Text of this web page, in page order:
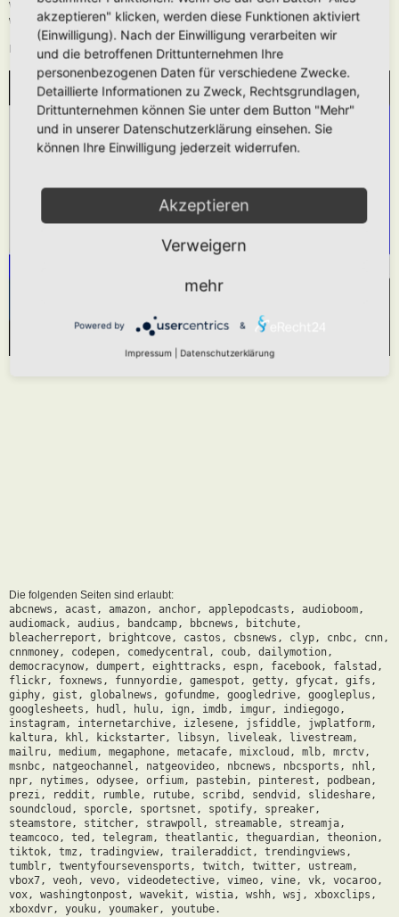
Wie oben beschrieben kann die URL auch ohne die[media]Tags verwendet
werden.
Das hier gezeigt Beispiel würde folgendes generieren:
WIR BENÖTIGEN IHRE ZUSTIMMUNG, UM
DEN YOUTUBE-SERVICE ZU LADEN!
um Videoinhalte einzubetten. Dieser Service kann
Daten zu Ihren Aktivitäten sammeln. Bitte lesen
Sie die Details durch und stimmen Sie der
Nutzung des Service zu, um dieses Video
Mehr Informationen
Powered byUsercentrics Consent Management Platform
Die folgenden Seiten sind erlaubt:
abcnews, acast, amazon, anchor, applepodcasts, audioboom,
audiomack, audius, bandcamp, bbcnews, bitchute,
bleacherreport, brightcove, castos, cbsnews, clyp, cnbc, cnn,
cnnmoney, codepen, comedycentral, coub, dailymotion,
democracynow, dumpert, eighttracks, espn, facebook, falstad,
flickr, foxnews, funnyordie, gamespot, getty, gfycat, gifs,
giphy, gist, globalnews, gofundme, googledrive, googleplus,
googlesheets, hudl, hulu, ign, imdb, imgur, indiegogo,
instagram, internetarchive, izlesene, jsfiddle, jwplatform,
kaltura, khl, kickstarter, libsyn, liveleak, livestream,
mailru, medium, megaphone, metacafe, mixcloud, mlb, mrctv,
msnbc, natgeochannel, natgeovideo, nbcnews, nbcsports, nhl,
npr, nytimes, odysee, orfium, pastebin, pinterest, podbean,
prezi, reddit, rumble, rutube, scribd, sendvid, slideshare,
soundcloud, sporcle, sportsnet, spotify, spreaker,
steamstore, stitcher, strawpoll, streamable, streamja,
teamcoco, ted, telegram, theatlantic, theguardian, theonion,
tiktok, tmz, tradingview, traileraddict, trendingviews,
tumblr, twentyfoursevensports, twitch, twitter, ustream,
vbox7, veoh, vevo, videodetective, vimeo, vine, vk, vocaroo,
vox, washingtonpost, wavekit, wistia, wshh, wsj, xboxclips,
xboxdvr, youku, youmaker, youtube.
akzeptieren" klicken, werden diese Funktionen aktiviert
(Einwilligung). Nach der Einwilligung verarbeiten wir
und die betroffenen Drittunternehmen Ihre
personenbezogenen Daten für verschiedene Zwecke.
Detaillierte Informationen zu Zweck, Rechtsgrundlagen,
Drittunternehmen können Sie unter dem Button "Mehr"
und in unserer Datenschutzerklärung einsehen. Sie
können Ihre Einwilligung jederzeit widerrufen.
Akzeptieren
Verweigern
mehr
Powered by &
Impressum Datenschutzerklärung